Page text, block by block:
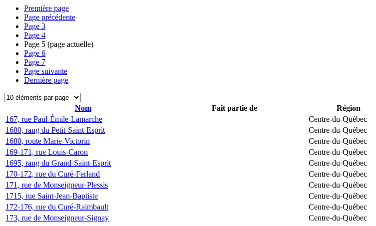
Première page
Page précédente
Page 3
Page 4
Page 5 (page actuelle)
Page 6
Page 7
Page suivante
Dernière page
Nom Fait partie de Région
167, rue Paul-Émile-Lamarche
Centre-du-Québec
1680, rang du Petit-Saint-Esprit
Centre-du-Québec
1680, route Marie-Victorin
Centre-du-Québec
169-171, rue Louis-Caron
Centre-du-Québec
1695, rang du Grand-Saint-Esprit
Centre-du-Québec
170-172, rue du Curé-Ferland
Centre-du-Québec
171, rue de Monseigneur-Plessis
Centre-du-Québec
1715, rue Saint-Jean-Baptiste
Centre-du-Québec
172-176, rue du Curé-Raimbault
Centre-du-Québec
173, rue de Monseigneur-Signay
Centre-du-Québec